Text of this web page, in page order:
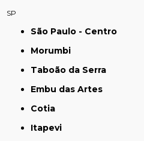
SP
São Paulo - Centro
Morumbi
Taboão da Serra
Embu das Artes
Cotia
Itapevi